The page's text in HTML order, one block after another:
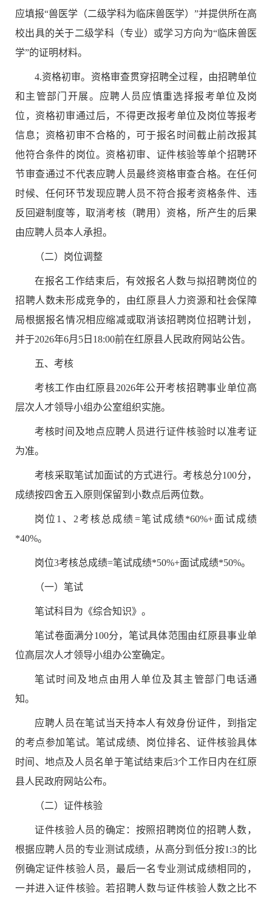
应填报“兽医学（二级学科为临床兽医学） ”并提供所在高
校出具的关于二级学科（专业）或学习方向为“临床兽医
学”的证明材料。
4.资格初审。资格审查贯穿招聘全过程，由招聘单位
和主管部门 开展。应聘人员应慎重选择报考单位及岗
位，资格初审通过后，不得更改报考单位及岗位等报考
信息；资格初审不合格的，可于报名时间截止前改报其
他符合条件的岗位。资格初审、 证件核验等单个招聘环
节审查通过不代表应聘人员最终资格审查合格。在任何
时候、任何环节发现应聘人员不符合报考资格条件、违
反回避制度等，取消考核（聘用）资格，所产生的后果
由应聘人员本人承担。
（二）岗位调整
在报名工作结束后，有效报名人数与拟招聘岗位的
招聘人数未形成竞争的，由红原县人力资源和社会保障
局根据报名情况相应缩减或取消该招聘岗位招聘计划，
并于2026年6月 5 日 18:00前在红原县人 民政府网站公告。
五、考核
考核工作由红原县2026年公开考核招聘事业单位高
层次人才领导小组办公室组织实施。
考核时间及地点应聘人员进行证件核验时以准考证
为准。
考核采取笔试加面试的方式进行。考核总分100分，
成绩按四舍五入原则保留到小数点后两位数。
岗位 1 、 2考核总成绩=笔试成绩*60%+面试成绩
*40%。
岗位3考核总成绩=笔试成绩*50%+面试成绩*50%。
（一）笔试
笔试科目为《综合知识》。
笔试卷面满分100分，笔试具体范围由红原县事业单
位高层次人才领导小组办公室确定。
笔试时间及地点由用人单位及其主管部门电话通
知。
应聘人员在笔试当天持本人有效身份证件，到指定
的考点参加笔试。 笔试成绩、岗位排名、 证件核验具体
时间、地点及人员名单于笔试结束后3个工作日内在红原
县人民政府网站公布。
（二） 证件核验
证件核验人员的确定：按照招聘岗位的招聘人数，
根据应聘人员的专业测试成绩，从高分到低分按1:3的比
例确定证件核验人员，最后一名 专业测试成绩相同的，
一并进入证件核验。若招聘人数与证件核验人数之比不